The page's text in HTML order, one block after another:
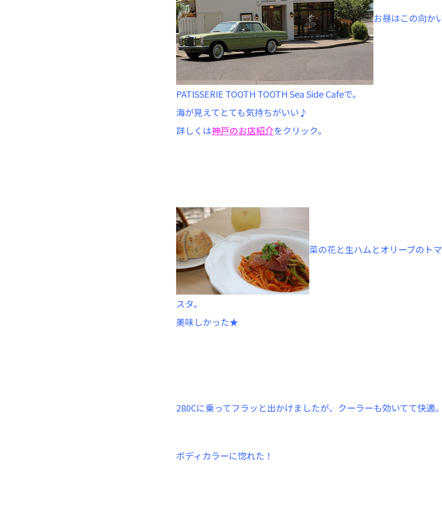
お昼はこの向か
PATISSERIE TOOTH TOOTH Sea Side Cafeで。
海が見えてとても気持ちがいい♪
詳しくは神戸のお店紹介をクリック。
菜の花と生ハムとオリーブのト
スタ。
美味しかった★
280Cに乗ってフラッと出かけましたが、クーラーも効いてて快適。
ボディカラーに惚れた！